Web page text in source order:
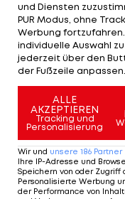
Urlaub.
"Wir werden die
kennenzulernen,
implementieren",
Dezember
trainierten
Bernhard
Kein Problem soll
werden.
und Diensten
PUR Modus, ohne
Werbung
individuelle Auswahl
jederzeit über den
der Fußzeile anpassen.
ALLE
AKZEPTIEREN
Tracking und
Personalisierung
Wir und unsere 186 Partner
Ihre IP-Adresse und
Speichern von oder
Personalisierte Werbung
der Performance von